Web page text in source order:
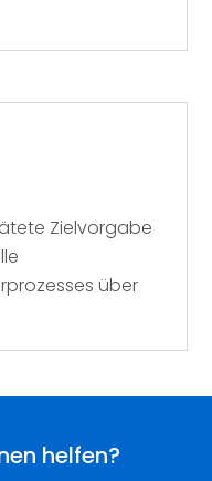
Zielvorgabe
über
helfen?